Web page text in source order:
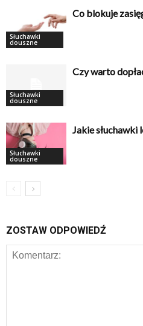
Słuchawki
douszne
Co blokuje
Słuchawki
douszne
Czy warto
Słuchawki
douszne
Jakie słuchawki
ZOSTAW ODPOWIEDŹ